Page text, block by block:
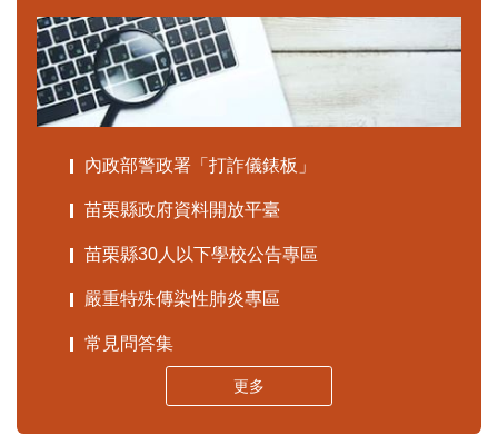
內政部警政署「打詐儀錶板」
苗栗縣政府資料開放平臺
苗栗縣30人以下學校公告專區
嚴重特殊傳染性肺炎專區
常見問答集
更多